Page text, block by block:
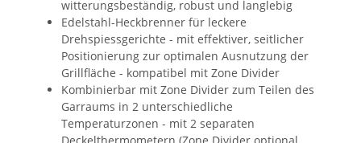
witterungsbeständig, robust und langlebig
Edelstahl-Heckbrenner für leckere
Drehspiessgerichte - mit effektiver, seitlicher
Positionierung zur optimalen Ausnutzung der
Grillfläche - kompatibel mit Zone Divider
Kombinierbar mit Zone Divider zum Teilen des
Garraums in 2 unterschiedliche
Temperaturzonen - mit 2 separaten